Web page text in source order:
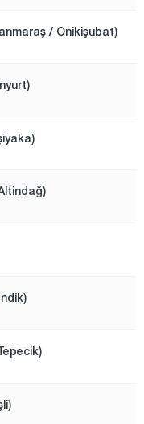
/ Onikişubat)